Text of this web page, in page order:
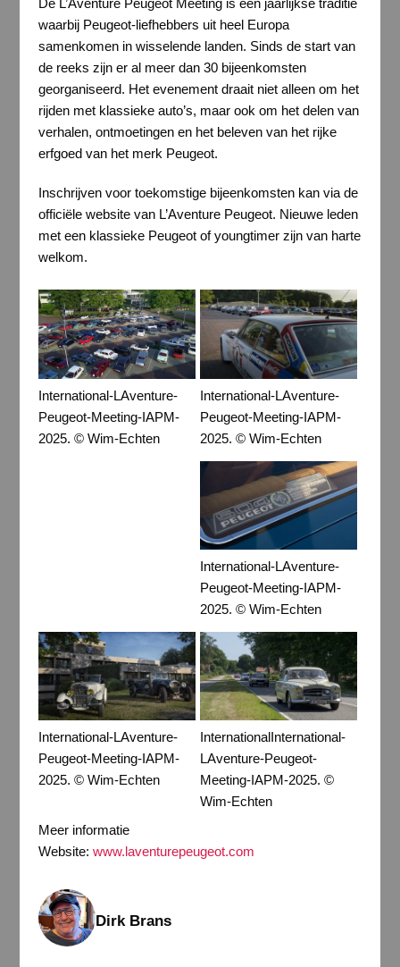
De L’Aventure Peugeot Meeting is een jaarlijkse traditie
waarbij Peugeot-liefhebbers uit heel Europa
samenkomen in wisselende landen. Sinds de start van
de reeks zijn er al meer dan 30 bijeenkomsten
georganiseerd. Het evenement draait niet alleen om het
rijden met klassieke auto’s, maar ook om het delen van
verhalen, ontmoetingen en het beleven van het rijke
erfgoed van het merk Peugeot.
Inschrijven voor toekomstige bijeenkomsten kan via de
officiële website van L’Aventure Peugeot. Nieuwe leden
met een klassieke Peugeot of youngtimer zijn van harte
welkom.
International-LAventure-
Peugeot-Meeting-IAPM-
2025. © Wim-Echten
International-LAventure-
Peugeot-Meeting-IAPM-
2025. © Wim-Echten
International-LAventure-
Peugeot-Meeting-IAPM-
2025. © Wim-Echten
International-LAventure-
Peugeot-Meeting-IAPM-
2025. © Wim-Echten
InternationalInternational-
LAventure-Peugeot-
Meeting-IAPM-2025. ©
Wim-Echten
Meer informatie
Website: www.laventurepeugeot.com
Dirk Brans